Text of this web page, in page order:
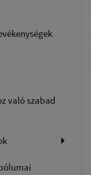
való szabad